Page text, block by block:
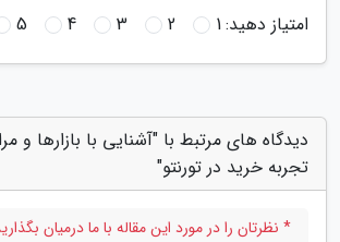
امتیاز دهید:1
2
3
4
5
دیدگاه های مرتبط با "آشنایی با بازارها و
تجربه خرید در تورنتو"
* نظرتان را در مورد این مقاله با ما درمیان